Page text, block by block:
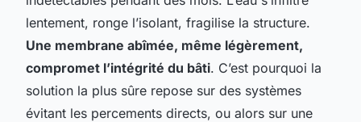
lentement, ronge l’isolant, fragilise la structure.
Une membrane abîmée, même légèrement,
compromet l’intégrité du bâti. C’est pourquoi la
solution la plus sûre repose sur des systèmes
évitant les percements directs, ou alors sur une